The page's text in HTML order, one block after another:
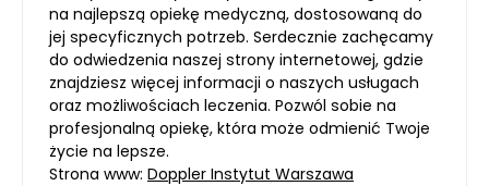
na najlepszą opiekę medyczną, dostosowaną do
jej specyficznych potrzeb. Serdecznie zachęcamy
do odwiedzenia naszej strony internetowej, gdzie
znajdziesz więcej informacji o naszych usługach
oraz możliwościach leczenia. Pozwól sobie na
profesjonalną opiekę, która może odmienić Twoje
życie na lepsze.
Strona www: Doppler Instytut Warszawa